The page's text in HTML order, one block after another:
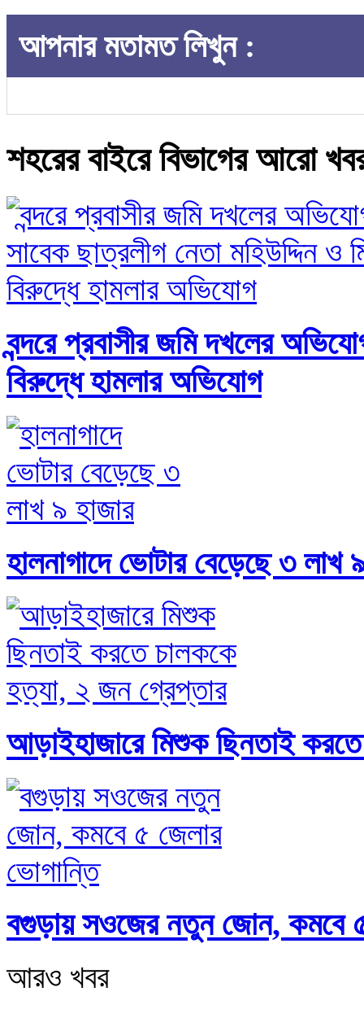
আপনার মতামত লিখুন :
শহরের বাইরে বিভাগের আরো
বন্দরে প্রবাসীর জমি দখলের
বিরুদ্ধে হামলার অভিযোগ
হালনাগাদে ভোটার বেড়েছে ৩ লাখ
আড়াইহাজারে মিশুক ছিনতাই
বগুড়ায় সওজের নতুন জোন, কমবে
আরও খবর